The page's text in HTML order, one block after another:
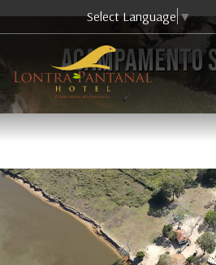
Select Language▼
ACAMPAMENTO